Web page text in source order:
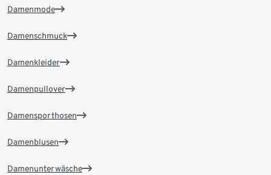
Damenmode
Damenschmuck
Damenkleider
Damenpullover
Damensporthosen
Damenblusen
Damenunterwäsche